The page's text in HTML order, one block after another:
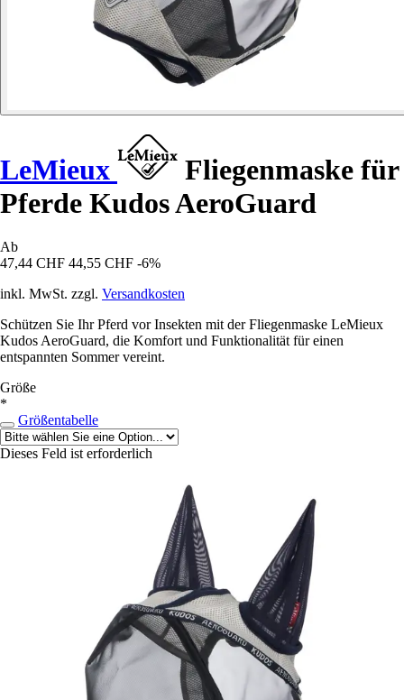
LeMieux
Fliegenmaske für
Pferde Kudos AeroGuard
Ab
47,44 CHF 44,55 CHF -6%
inkl. MwSt. zzgl. Versandkosten
Schützen Sie Ihr Pferd vor Insekten mit der Fliegenmaske LeMieux
Kudos AeroGuard, die Komfort und Funktionalität für einen
entspannten Sommer vereint.
Größe
*
Größentabelle
Dieses Feld ist erforderlich